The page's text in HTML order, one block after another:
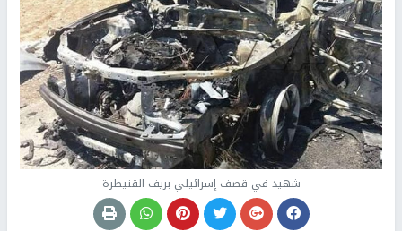
شهيد في قصف إسرائيلي بريف القنيطرة